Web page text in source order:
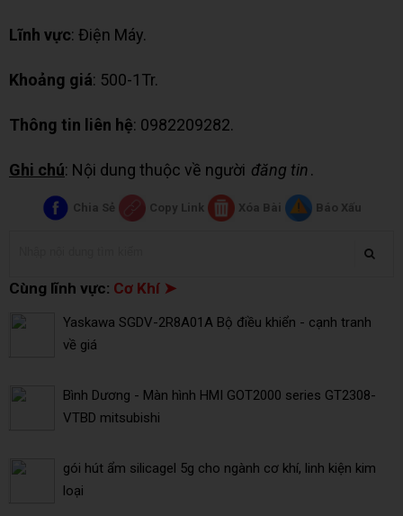
Lĩnh vực: Điện Máy.
Khoảng giá: 500-1Tr.
Thông tin liên hệ: 0982209282.
Ghi chú: Nội dung thuộc về người đăng tin.
Chia Sẻ Copy Link Xóa Bài Báo Xấu
Cùng lĩnh vực: Cơ Khí ➤
Yaskawa SGDV-2R8A01A Bộ điều khiển - cạnh tranh
về giá
Bình Dương - Màn hình HMI GOT2000 series GT2308-
VTBD mitsubishi
gói hút ẩm silicagel 5g cho ngành cơ khí, linh kiện kim
loại